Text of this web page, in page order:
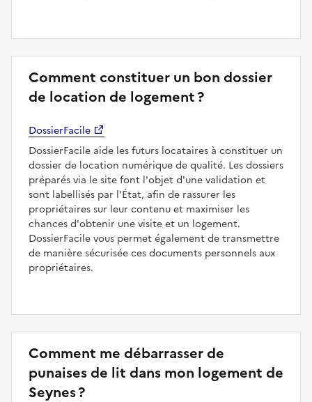
Comment constituer un bon dossier
de location de logement ?
DossierFacile
DossierFacile aide les futurs locataires à constituer un
dossier de location numérique de qualité. Les dossiers
préparés via le site font l'objet d'une validation et
sont labellisés par l'État, afin de rassurer les
propriétaires sur leur contenu et maximiser les
chances d'obtenir une visite et un logement.
DossierFacile vous permet également de transmettre
de manière sécurisée ces documents personnels aux
propriétaires.
Comment me débarrasser de
punaises de lit dans mon logement de
Seynes ?